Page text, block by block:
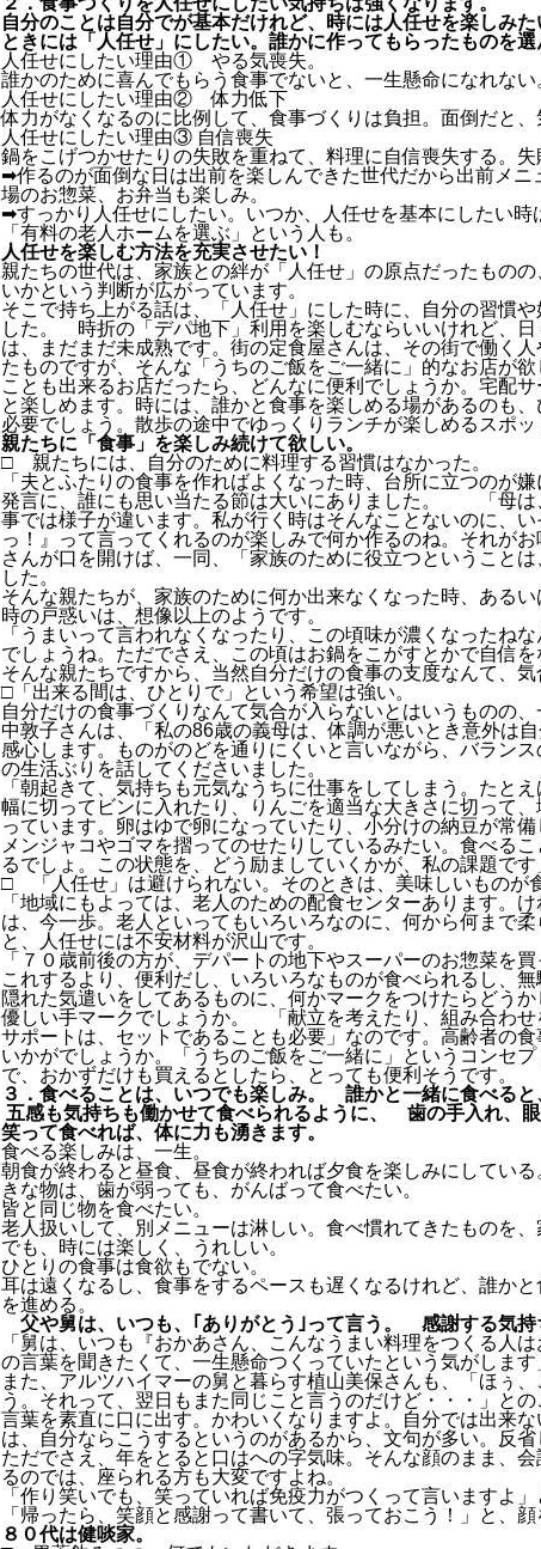
自分のことは自分でが基本だけれど、時には人任せを楽しみた
ときには「人任せ」にしたい。誰かに作ってもらったものを
人任せにしたい理由① やる気喪失。
誰かのために喜んでもらう食事でないと、一生懸命になれない
人任せにしたい理由② 体力低下
体力がなくなるのに比例して、食事づくりは負担。面倒だと
人任せにしたい理由③ 自信喪失
鍋をこげつかせたりの失敗を重ねて、料理に自信喪失する。失
➡作るのが面倒な日は出前を楽しんできた世代だから出前メニ
場のお惣菜、お弁当も楽しみ。
➡すっかり人任せにしたい。いつか、人任せを基本にしたい
「有料の老人ホームを選ぶ」という人も。
人任せを楽しむ方法を充実させたい！
親たちの世代は、家族との絆が「人任せ」の原点だったもの
いかという判断が広がっています。
そこで持ち上がる話は、「人任せ」にした時に、自分の習慣
した。 時折の「デパ地下」利用を楽しむならいいけれど、
は、まだまだ未成熟です。街の定食屋さんは、その街で働く
たものですが、そんな「うちのご飯をご一緒に」的なお店が
ことも出来るお店だったら、どんなに便利でしょうか。宅配
と楽しめます。時には、誰かと食事を楽しめる場があるのも
必要でしょう。散歩の途中でゆっくりランチが楽しめるスポ
親たちに「食事」を楽しみ続けて欲しい。
□ 親たちには、自分のために料理する習慣はなかった。
「夫とふたりの食事を作ればよくなった時、台所に立つのが
発言に、誰にも思い当たる節は大いにありました。 「母は
事では様子が違います。私が行く時はそんなことないのに、
っ！』って言ってくれるのが楽しみで何か作るのね。それが
さんが口を開けば、一同、「家族のために役立つということ
した。
そんな親たちが、家族のために何か出来なくなった時、ある
時の戸惑いは、想像以上のようです。
「うまいって言われなくなったり、この頃味が濃くなったね
でしょうね。ただでさえ、この頃はお鍋をこがすとかで自信を
そんな親たちですから、当然自分だけの食事の支度なんて、気
□「出来る間は、ひとりで」という希望は強い。
自分だけの食事づくりなんて気合が入らないとはいうものの
中敦子さんは、「私の86歳の義母は、体調が悪いとき意外は
感心します。ものがのどを通りにくいと言いながら、バラン
の生活ぶりを話してくださいました。
「朝起きて、気持ちも元気なうちに仕事をしてしまう。たと
幅に切ってビンに入れたり、りんごを適当な大きさに切って
っています。卵はゆで卵になっていたり、小分けの納豆が常
メンジャコやゴマを摺ってのせたりしているみたい。食べる
るでしょ。この状態を、どう励ましていくかが、私の課題です
□ 「人任せ」は避けられない。そのときは、美味しいものが
「地域にもよっては、老人のための配食センターあります。
は、今一歩。老人といってもいろいろなのに、何から何まで
と、人任せには不安材料が沢山です。
「７０歳前後の方が、デパートの地下やスーパーのお惣菜を
これするより、便利だし、いろいろなものが食べられるし、
隠れた気遣いをしてあるものに、何かマークをつけたらどう
優しい手マークでしょうか。 「献立を考えたり、組み合わ
サポートは、セットであることも必要」なのです。高齢者の
いかがでしょうか。「うちのご飯をご一緒に」というコンセ
で、おかずだけも買えるとしたら、とっても便利そうです。
３．食べることは、いつでも楽しみ。 誰かと一緒に食べると
五感も気持ちも働かせて食べられるように、 歯の手入れ、
笑って食べれば、体に力も湧きます。
食べる楽しみは、一生。
朝食が終わると昼食、昼食が終われば夕食を楽しみにしてい
きな物は、歯が弱っても、がんばって食べたい。
皆と同じ物を食べたい。
老人扱いして、別メニューは淋しい。食べ慣れてきたものを
でも、時には楽しく、うれしい。
ひとりの食事は食欲もでない。
耳は遠くなるし、食事をするペースも遅くなるけれど、誰か
を進める。
父や舅は、いつも、｢ありがとう｣って言う。 感謝する気持
「舅は、いつも『おかあさん、こんなうまい料理をつくる人
の言葉を聞きたくて、一生懸命つくっていたという気がしま
また、アルツハイマーの舅と暮らす植山美保さんも、「ほぅ
う。それって、翌日もまた同じこと言うのだけど・・・」と
言葉を素直に口に出す。かわいくなりますよ。自分では出来
は、自分ならこうするというのがあるから、文句が多い。反
ただでさえ、年をとると口はへの字気味。そんな顔のまま、
るのでは、座られる方も大変ですよね。
「作り笑いでも、笑っていれば免疫力がつくって言いますよ
「帰ったら、笑顔と感謝って書いて、張っておこう！」と、顔
８０代は健啖家。